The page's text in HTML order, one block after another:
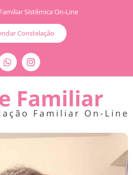
Sistêmica On-Line
Constelação